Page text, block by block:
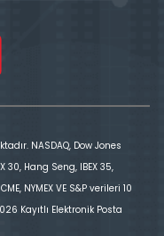
NASDAQ, Dow Jones
30, Hang Seng, IBEX 35,
NYMEX VE S&P verileri 10
Kayıtlı Elektronik Posta